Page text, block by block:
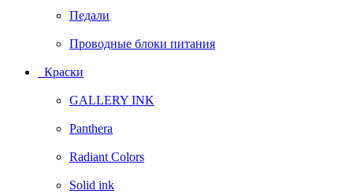
Педали
Проводные блоки питания
Краски
GALLERY INK
Panthera
Radiant Colors
Solid ink